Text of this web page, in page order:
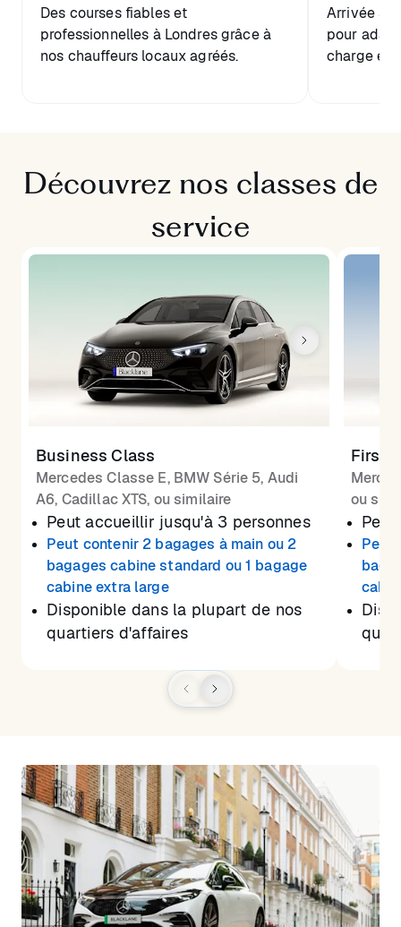
Des courses fiables et
professionnelles à Londres grâce à
nos chauffeurs locaux agréés.
Arrivée
pour
charge en
Découvrez nos classes de
service
Business Class
Mercedes Classe E, BMW Série 5, Audi
A6, Cadillac XTS, ou similaire
Peut accueillir jusqu'à 3 personnes
Peut contenir 2 bagages à main ou 2
bagages cabine standard ou 1 bagage
cabine extra large
Disponible dans la plupart de nos
quartiers d'affaires
First
ou
Peut